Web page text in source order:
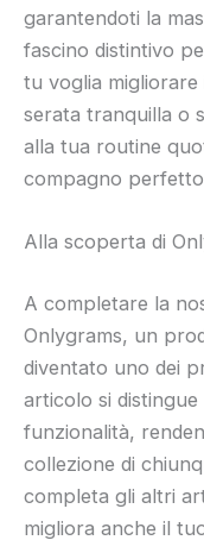
garantendoti la
fascino distintivo
tu voglia
serata tranquilla o
alla tua routine
compagno
Alla scoperta di
A completare la
Onlygrams, un
diventato uno dei
articolo si
funzionalità,
collezione di
completa gli altri
migliora anche il